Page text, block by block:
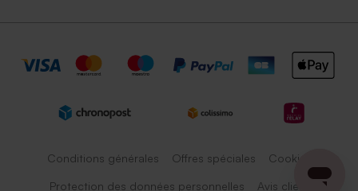
Conditions générales Offres spéciales Cookies
Protection des données personnelles Avis client